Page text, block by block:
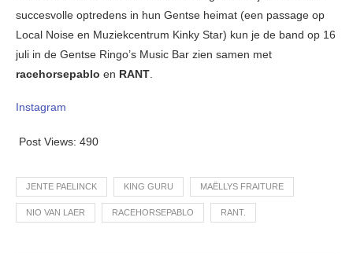
succesvolle optredens in hun Gentse heimat (een passage op
Local Noise en Muziekcentrum Kinky Star) kun je de band op 16
juli in de Gentse Ringo’s Music Bar zien samen met
racehorsepablo en RANT
Instagram
Post Views: 490
JENTE PAELINCK KING GURU MAËLLYS FRAITURE
NIO VAN LAER RACEHORSEPABLO RANT.